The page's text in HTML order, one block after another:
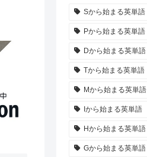
Sから始まる英単語
Pから始まる英単語
Dから始まる英単語
Tから始まる英単語
Mから始まる英単語
Iから始まる英単語
Hから始まる英単語
Gから始まる英単語